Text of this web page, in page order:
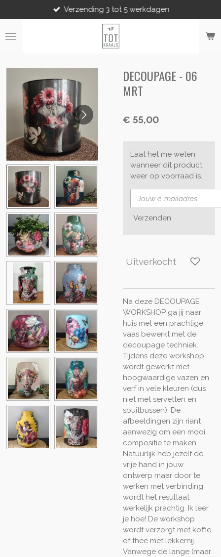
direct
naar
de
Verzending 3 tot 5 werkdagen
DECOUPAGE - 06
MRT
€ 55,00
Laat het me weten
wanneer dit product
weer op voorraad is.
Verzenden
Uitverkocht
Na deze DECOUPAGE
WORKSHOP ga jij naar
huis met een prachtige
vaas bewerkt met de
decoupage techniek.
Tijdens deze workshop
wordt gewerkt met
hoogwaardige vazen en
verf in vele kleuren (dus
niet met servetten en
spuitbussen). De
afbeeldingen zijn riant
aanwezig om een mooi
compositie te maken.
Natuurlijk heb jezelf de
vrije hand in jouw
ontwerp maar door te
werken met verbinding
wordt het resultaat
werkelijk prachtig. Ik leer
je hoe! De workshop
wordt verzorgt met koffie
of thee met lekkernij.
Vanwege de lange (maar